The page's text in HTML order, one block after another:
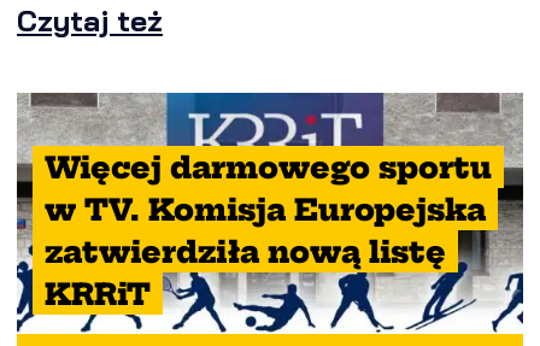
Czytaj też
Więcej darmowego sportu
w TV. Komisja Europejska
zatwierdziła nową listę
KRRiT